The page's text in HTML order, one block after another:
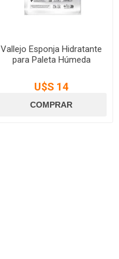
Vallejo Esponja Hidratante
para Paleta Húmeda
U$S 14